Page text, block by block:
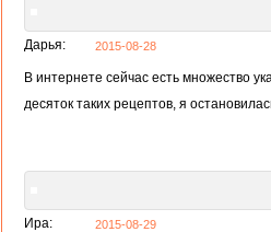
Дарья: 2015-08-28
В интернете сейчас есть множество
десяток таких рецептов, я
Ира: 2015-08-29